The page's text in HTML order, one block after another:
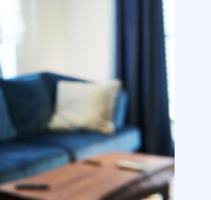
Des Passoires